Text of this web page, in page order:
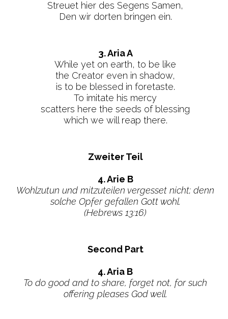
Streuet hier des Segens Samen,
Den wir dorten bringen ein.
3. Aria A
While yet on earth, to be like
the Creator even in shadow,
is to be blessed in foretaste.
To imitate his mercy
scatters here the seeds of blessing
which we will reap there.
Zweiter Teil
4. Arie B
Wohlzutun und mitzuteilen vergesset nicht; denn
solche Opfer gefallen Gott wohl.
(Hebrews 13:16)
Second Part
4. Aria B
To do good and to share, forget not, for such
offering pleases God well.